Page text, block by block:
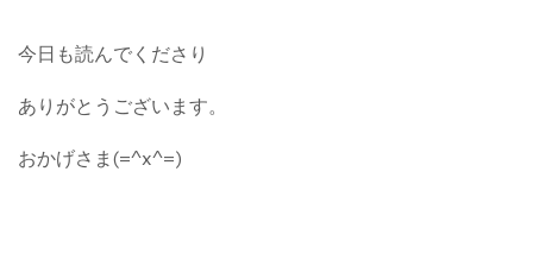
今日も読んでくださり
ありがとうございます。
おかげさま(=^x^=)